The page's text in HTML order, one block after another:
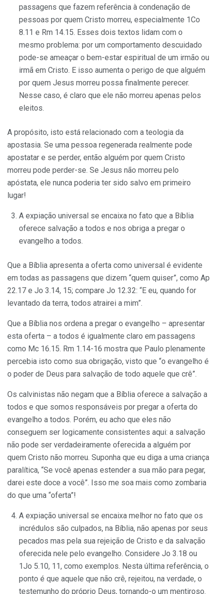
passagens que fazem referência à condenação de
pessoas por quem Cristo morreu, especialmente 1Co
8.11 e Rm 14.15. Esses dois textos lidam com o
mesmo problema: por um comportamento descuidado
pode-se ameaçar o bem-estar espiritual de um irmão ou
irmã em Cristo. E isso aumenta o perigo de que alguém
por quem Jesus morreu possa finalmente perecer.
Nesse caso, é claro que ele não morreu apenas pelos
eleitos.
A propósito, isto está relacionado com a teologia da
apostasia. Se uma pessoa regenerada realmente pode
apostatar e se perder, então alguém por quem Cristo
morreu pode perder-se. Se Jesus não morreu pelo
apóstata, ele nunca poderia ter sido salvo em primeiro
lugar!
A expiação universal se encaixa no fato que a Bíblia
oferece salvação a todos e nos obriga a pregar o
evangelho a todos.
Que a Bíblia apresenta a oferta como universal é evidente
em todas as passagens que dizem “quem quiser”, como Ap
22.17 e Jo 3.14, 15; compare Jo 12.32: “E eu, quando for
levantado da terra, todos atrairei a mim”.
Que a Bíblia nos ordena a pregar o evangelho – apresentar
esta oferta – a todos é igualmente claro em passagens
como Mc 16.15. Rm 1.14-16 mostra que Paulo plenamente
percebia isto como sua obrigação, visto que “o evangelho é
o poder de Deus para salvação de todo aquele que crê”.
Os calvinistas não negam que a Bíblia oferece a salvação a
todos e que somos responsáveis por pregar a oferta do
evangelho a todos. Porém, eu acho que eles não
conseguem ser logicamente consistentes aqui: a salvação
não pode ser verdadeiramente oferecida a alguém por
quem Cristo não morreu. Suponha que eu diga a uma criança
paralítica, “Se você apenas estender a sua mão para pegar,
darei este doce a você”. Isso me soa mais como zombaria
do que uma “oferta”!
A expiação universal se encaixa melhor no fato que os
incrédulos são culpados, na Bíblia, não apenas por seus
pecados mas pela sua rejeição de Cristo e da salvação
oferecida nele pelo evangelho. Considere Jo 3.18 ou
1Jo 5.10, 11, como exemplos. Nesta última referência, o
ponto é que aquele que não crê, rejeitou, na verdade, o
testemunho do próprio Deus, tornando-o um mentiroso.